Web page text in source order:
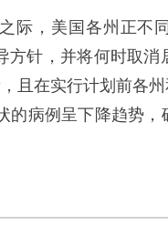
际，美国各州正不
方针，并将何时取
且在实行计划前各
的病例呈下降趋势